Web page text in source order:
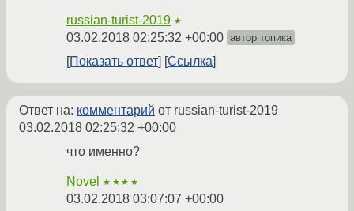
russian-turist-2019 ★
03.02.2018 02:25:32 +00:00 автор топика
Показать ответ Ссылка
Ответ на: комментарий от russian-turist-2019
03.02.2018 02:25:32 +00:00
что именно?
Novel ★★★★
03.02.2018 03:07:07 +00:00